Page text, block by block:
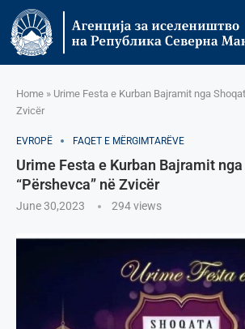
Home » Urime Festa e Kurban Bajramit nga
Zvicër
EVROPË FAQET E MËRGIMTARËVE
Urime Festa e Kurban Bajramit
“Përshevca” në Zvicër
June 30,2023 294views